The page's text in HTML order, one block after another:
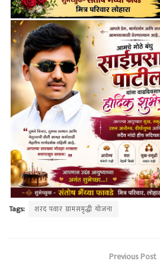
Tags: शरद पवार ग्रामसमृद्धी योजना
Previous Post